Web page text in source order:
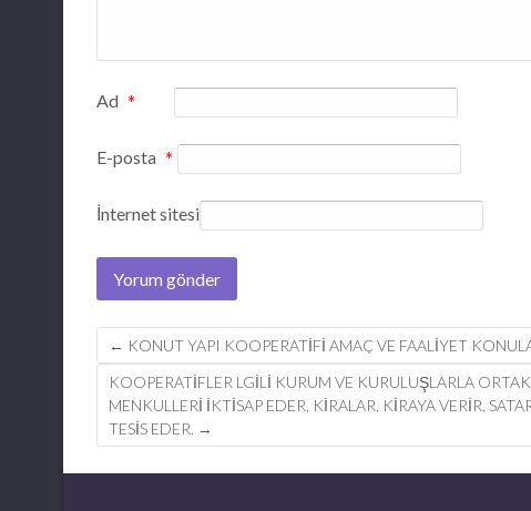
Ad *
E-posta *
İnternet sitesi
Post
navigation
← KONUT YAPI KOOPERATIFI AMAÇ VE FAALIYET
KOOPERATIFLER LGILI KURUM VE KURULUŞLARLA
MENKULLERI IKTISAP EDER, KIRALAR, KIRAYA VERIR,
TESIS EDER. →